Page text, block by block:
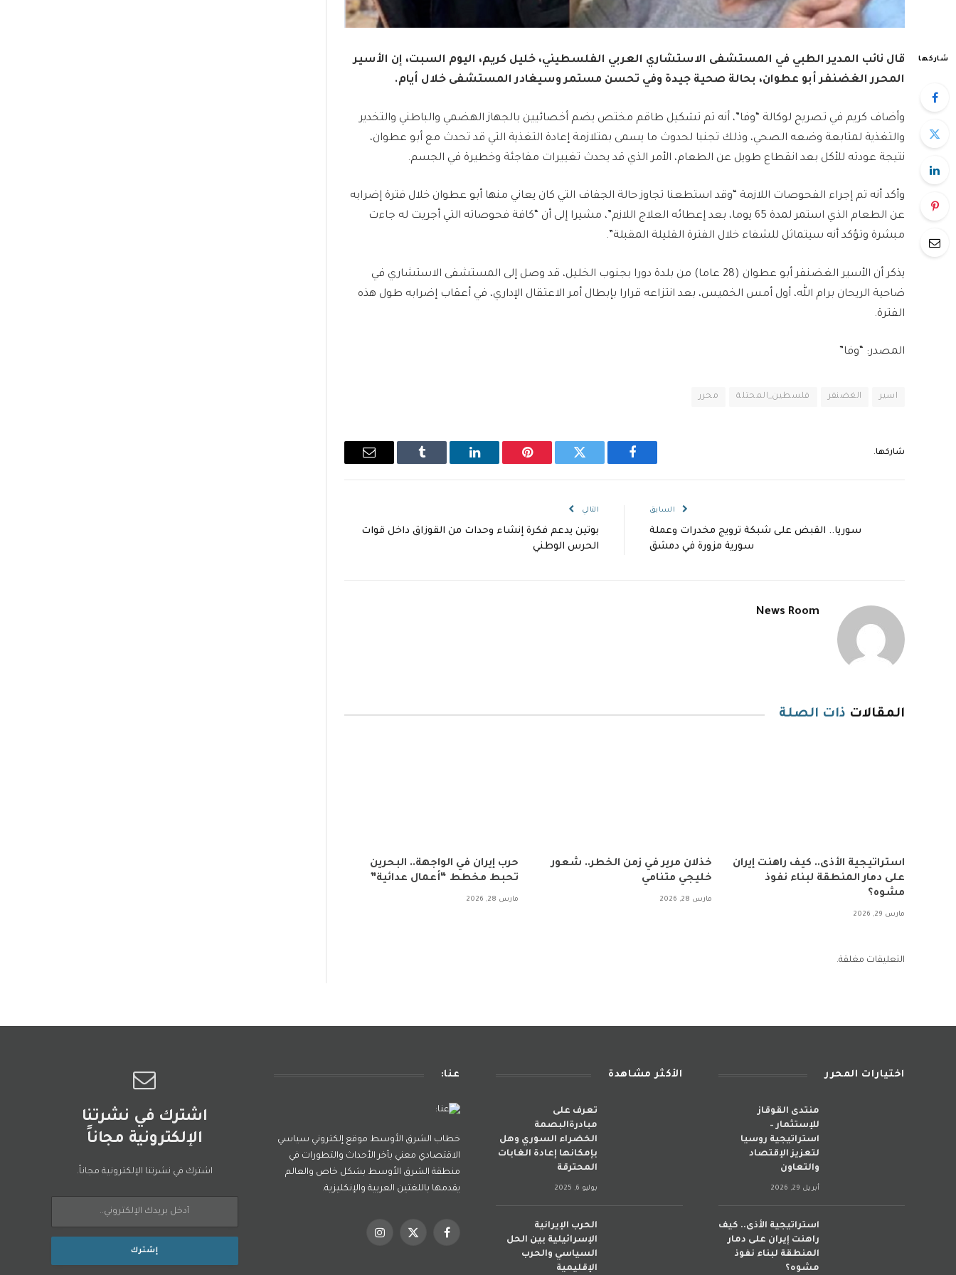
شاركها
قال نائب المدير الطبي في المستشفى الاستشاري العربي الفلسطيني، خليل كريم، اليوم السبت، إن الأسير
المحرر الغضنفر أبو عطوان، بحالة صحية جيدة وفي تحسن مستمر وسيغادر المستشفى خلال أيام.
وأضاف كريم في تصريح لوكالة “وفا”، أنه تم تشكيل طاقم مختص يضم أخصائيين بالجهاز الهضمي والباطني والتخدير
والتغذية لمتابعة وضعه الصحي، وذلك تجنبا لحدوث ما يسمى بمتلازمة إعادة التغذية التي قد تحدث مع أبو عطوان،
نتيجة عودته للأكل بعد انقطاع طويل عن الطعام، الأمر الذي قد يحدث تغييرات مفاجئة وخطيرة في الجسم.
وأكد أنه تم إجراء الفحوصات اللازمة “وقد استطعنا تجاوز حالة الجفاف التي كان يعاني منها أبو عطوان خلال فترة إضرابه
عن الطعام الذي استمر لمدة 65 يوما، بعد إعطائه العلاج اللازم”، مشيرا إلى أن “كافة فحوصاته التي أجريت له جاءت
مبشرة وتؤكد أنه سيتماثل للشفاء خلال الفترة القليلة المقبلة”.
يذكر أن الأسير الغضنفر أبو عطوان (28 عاما) من بلدة دورا بجنوب الخليل، قد وصل إلى المستشفى الاستشاري في
ضاحية الريحان برام الله، أول أمس الخميس، بعد انتزاعه قرارا بإبطال أمر الاعتقال الإداري، في أعقاب إضرابه طول هذه
الفترة.
المصدر: “وفا”
اسير الغضنفر فلسطين_المحتلة محرر
شاركها.
فيسبوك تويتر بينتيريستلينكدإن Tumblr
البريد
السابق
سوريا.. القبض على شبكة ترويج مخدرات وعملة
سورية مزورة في دمشق
التالي
بوتين يدعم فكرة إنشاء وحدات من القوزاق داخل قوات
الحرس الوطني
News Room
المقالات ذات الصلة
استراتيجية الأذى.. كيف راهنت إيران
على دمار المنطقة لبناء نفوذ
مشوه؟
مارس 29, 2026
خذلان مرير في زمن الخطر.. شعور
خليجي متنامي
مارس 28, 2026
حرب إيران في الواجهة.. البحرين
تحبط مخطط “أعمال عدائية”
مارس 28, 2026
التعليقات مغلقة.
اختيارات المحرر
منتدى القوقاز
للإستثمار –
استراتيجية روسيا
لتعزيز الإقتصاد
والتعاون
أبريل 29, 2026
استراتيجية الأذى.. كيف
راهنت إيران على دمار
المنطقة لبناء نفوذ
مشوه؟
الأكثر مشاهدة
تعرف على
مبادرةالبصمة
الخضراء السوري وهل
بإمكانها إعادة الغابات
المحترقة
يوليو 6, 2025
الحرب الإيرانية
الإسرائيلية بين الحل
السياسي والحرب
الإقليمية
عنا:
خطاب الشرق الأوسط موقع إلكتروني سياسي
الاقتصادي معني بأخر الأحداث والتطورات في
منطقة الشرق الأوسط بشكل خاص والعالم
يقدمها باللغتين العربية والإنكليزية.
فيسبوكX
الانستغرام
اشترك في نشرتنا
الإلكترونية مجاناً
اشترك في نشرتنا الإلكترونية مجاناً.